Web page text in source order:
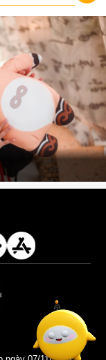
Cùng thưởng thức những hình ảnh cosplay Xiangling trong Genshin Impact siêu dễ thương của người dùng Weibo "阿包也是兔娘"